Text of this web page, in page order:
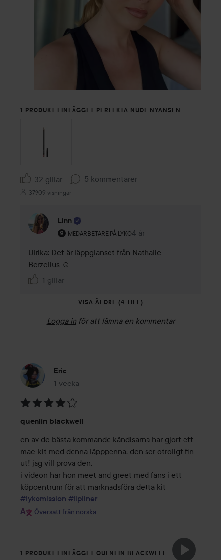
1 PRODUKT I INLÄGGET PERFEKTA NUDE NYANSEN
32 gillar 5 kommentarer
37909 visningar
Linn
MEDARBETARE PÅ LYKO
Användarens roll: Medarbetare på Lyko.
4 år
Kommentaren lades 4 år
Ulrika: Det är läppglanset från Nathalie
Berzelius ☺️
1 gillar
VISA ÄLDRE (4 TILL)
Logga in för att lämna en kommentar
Eric
1 vecka
Inlägget skapades 1 vecka
4
av
5
quenlin blackwell
en av de bästa kommande kändisarna har gjort ett
mac-kit med denna läpppenna. den ser otroligt fin
ut! jag vill prova den.
i videon har hon meet and greet med fans i ett
#lykomission #lipliner
Översatt från norska
1 PRODUKT I INLÄGGET QUENLIN BLACKWELL